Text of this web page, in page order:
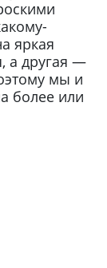
яркая
а другая —
мы и
более или